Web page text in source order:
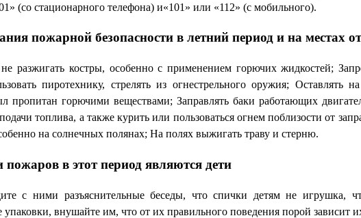
(со стационарного телефона) и«101» или «112» (с мобильного).
пожарной безопасности в летний период и на местах
разжигать костры, особенно с применением горючих жидкостей;
пиротехнику, стрелять из огнестрельного оружия; Оставлять
пропитан горючими веществами; Заправлять баки работающих
топлива, а также курить или пользоваться огнем поблизости от
на солнечных полянах; На полях выжигать траву и стерню.
в этот период являются дети
с ними разъяснительные беседы, что спички детям не игрушка,
внушайте им, что от их правильного поведения порой зависит